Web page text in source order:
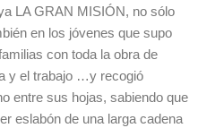
LA GRAN MISIÓN, no sólo
en los jóvenes que supo
con toda la obra de
y el trabajo …y recogió
entre sus hojas, sabiendo que
eslabón de una larga cadena